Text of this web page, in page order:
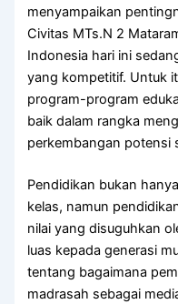
menyampaikan
Civitas MTs.N 2
Indonesia hari ini
yang kompetitif. Untuk
program-program
baik dalam rangka
perkembangan potensi
Pendidikan bukan
kelas, namun
nilai yang disuguhkan
luas kepada generasi
tentang bagaimana
madrasah sebagai